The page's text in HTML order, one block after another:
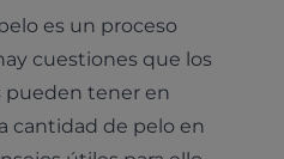
es un proceso
cuestiones que los
pueden tener en
cantidad de pelo en